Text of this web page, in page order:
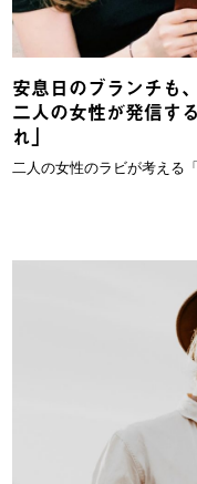
安息日のブランチも
二人の女性が発信す
れ」
二人の女性のラビが考える